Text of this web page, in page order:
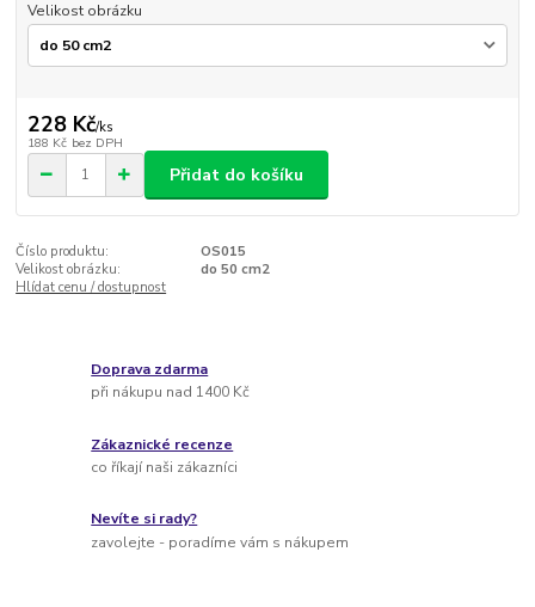
Velikost obrázku
228 Kč/ks
188 Kč bez DPH
Přidat do košíku
Číslo produktu:
OS015
Velikost obrázku:
do 50 cm2
Hlídat cenu / dostupnost
Doprava zdarma
při nákupu nad 1400 Kč
Zákaznické recenze
co říkají naši zákazníci
Nevíte si rady?
zavolejte - poradíme vám s nákupem